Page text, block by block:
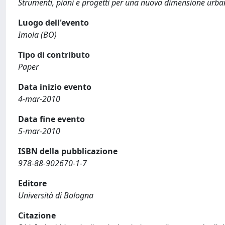
Strumenti, piani e progetti per una nuova dimensione
Luogo dell'evento
Imola (BO)
Tipo di contributo
Paper
Data inizio evento
4-mar-2010
Data fine evento
5-mar-2010
ISBN della pubblicazione
978-88-902670-1-7
Editore
Università di Bologna
Citazione